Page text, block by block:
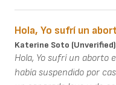
Hola, Yo sufrí un
Katerine Soto (unverified)
Hola, Yo sufrí un aborto
había suspendido por